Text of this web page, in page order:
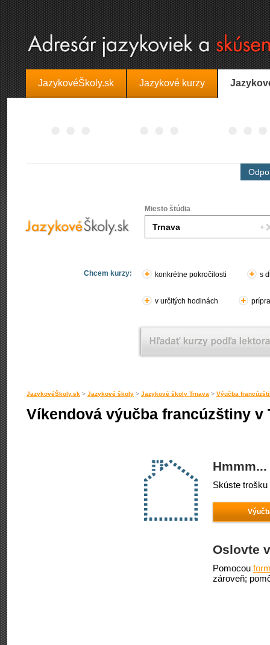
JazykovéŠkoly.sk Jazykové kurzy
Miesto štúdia
Chcem kurzy: konkrétne pokročilosti s
v určitých hodinách
JazykovéŠkoly.sk > Jazykové školy > Jazykové školy Trnava > Výučba
Víkendová výučba francúzštiny v
Skúste
Oslovte
Pomocou
zároveň;